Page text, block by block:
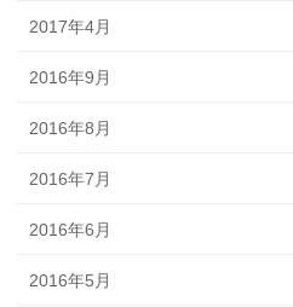
2017年4月
2016年9月
2016年8月
2016年7月
2016年6月
2016年5月